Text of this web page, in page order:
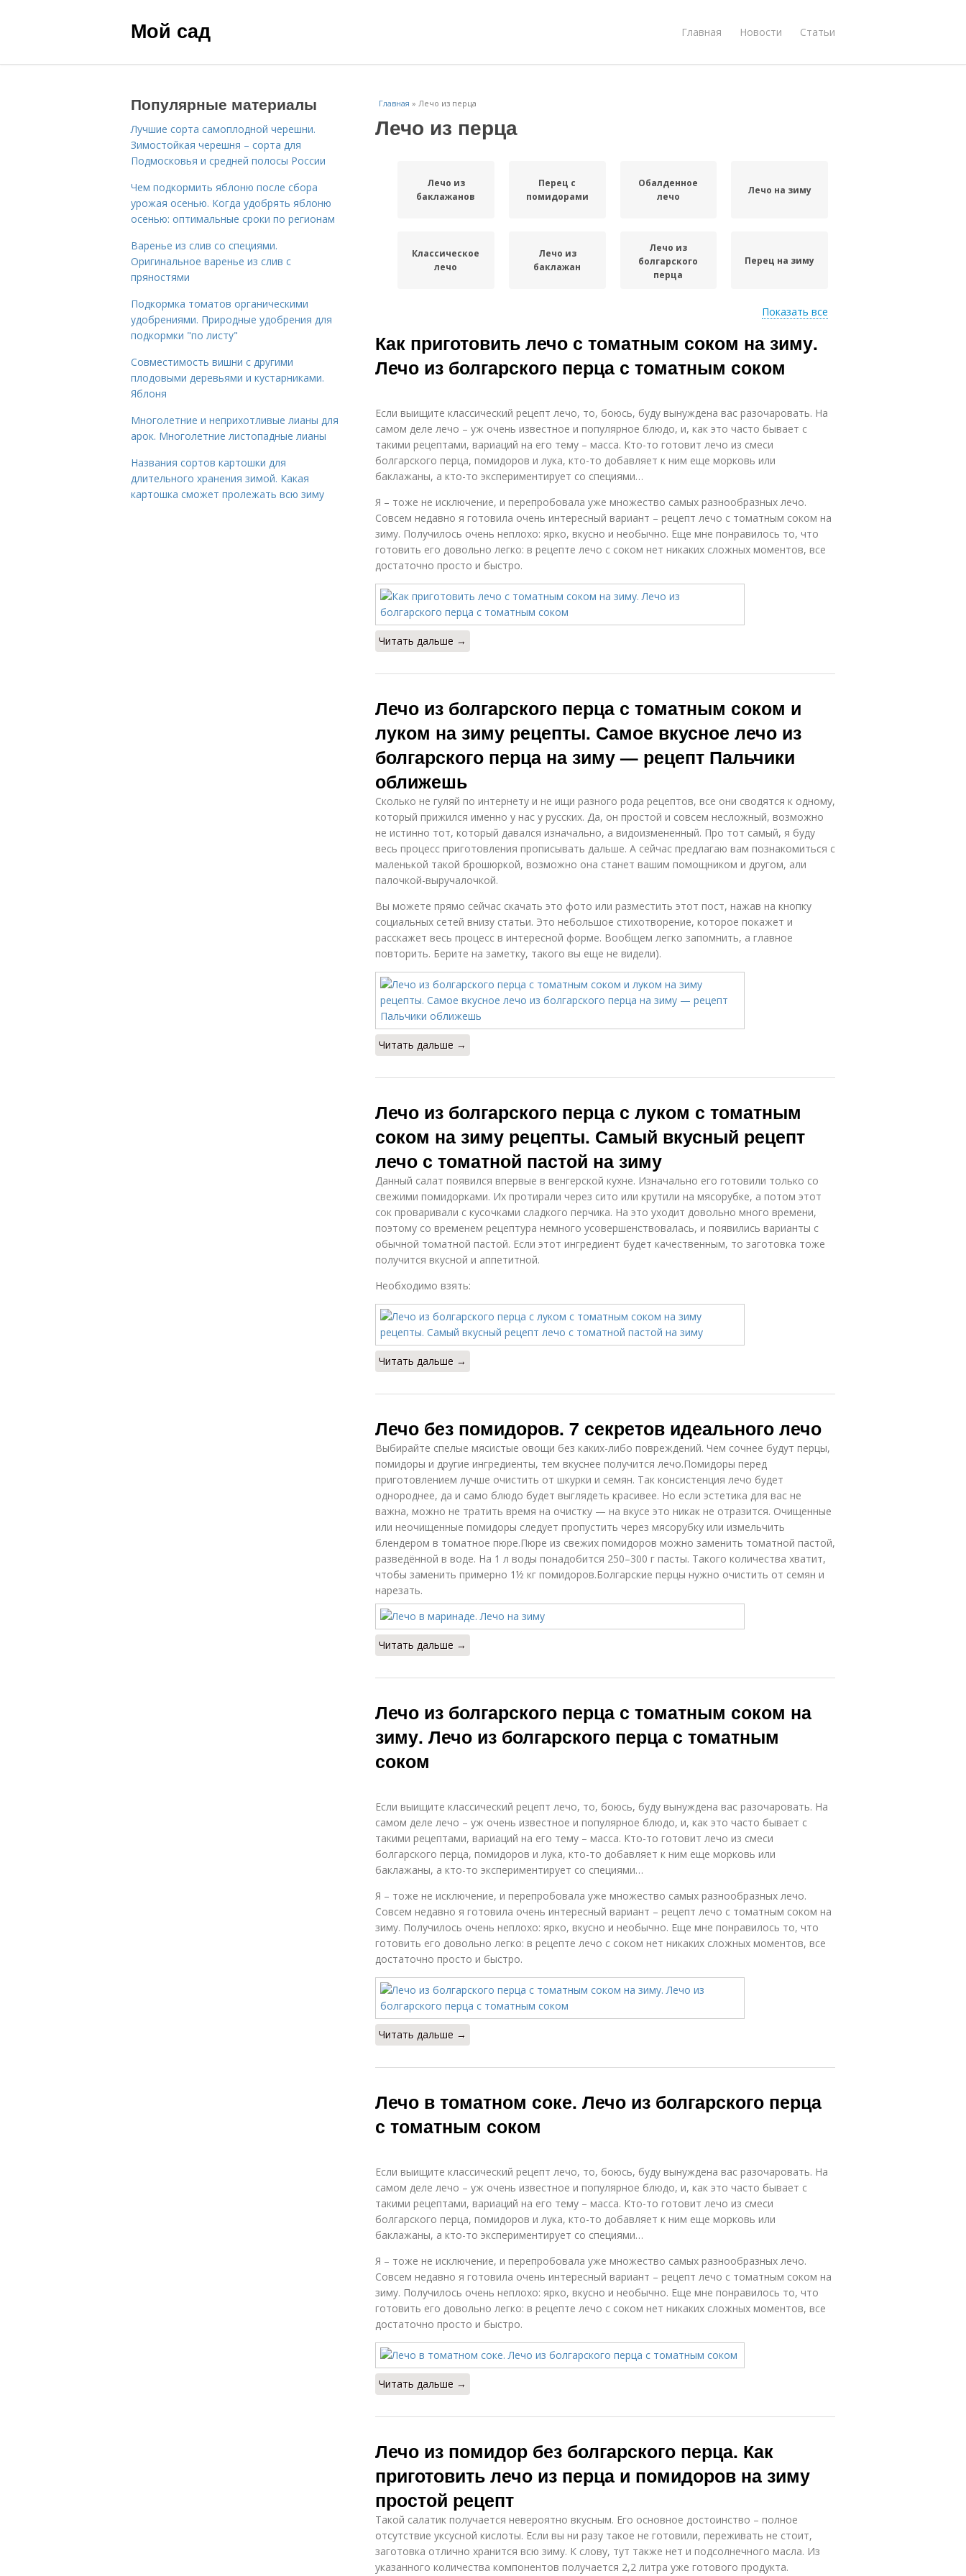
Мой сад Главная Новости Статьи
Главная » Лечо из перца
Лечо из перца
Лечо из
баклажанов
Перец с
помидорами
Обалденное
лечо
Лечо на зиму
Классическое
лечо
Лечо из
баклажан
Лечо из
болгарского
перца
Перец на зиму
томатным соком
томатном соке
сладкого
мультиварке
Лечо с
морковью
Лечо с рисом
Перец в
томатном соке
Перец с
Настоящий лечо Лечо с медом Сок из перца Болгарское лечо
Перец в томате
Лечо из
жареных
баклажан
Лечо из
Лечо с
Болгарский
Болгарские
баклажаном
Ароматное лечо
Перец с
томатной
пастой
пастой
Лечо из
болгарского
сладкого
Перец с медом
Перец с
томатным соком
Лечо из перцев
Рецепты с
уксуса
Лечо в
томатном соусе
Лечо с
Лечо с сладкого
Лечо без
томатном пюре
томатной пасте
Перцы в
томатном соке
Измельченные
перцы
Перцы в
томатном соусе
Вкусное лечо
Показать все
Как приготовить лечо с томатным соком на зиму.
Лечо из болгарского перца с томатным соком
Если выищите классический рецепт лечо, то, боюсь, буду вынуждена вас разочаровать. На
самом деле лечо – уж очень известное и популярное блюдо, и, как это часто бывает с
такими рецептами, вариаций на его тему – масса. Кто-то готовит лечо из смеси
болгарского перца, помидоров и лука, кто-то добавляет к ним еще морковь или
баклажаны, а кто-то экспериментирует со специями…
Я – тоже не исключение, и перепробовала уже множество самых разнообразных лечо.
Совсем недавно я готовила очень интересный вариант – рецепт лечо с томатным соком на
зиму. Получилось очень неплохо: ярко, вкусно и необычно. Еще мне понравилось то, что
готовить его довольно легко: в рецепте лечо с соком нет никаких сложных моментов, все
достаточно просто и быстро.
Читать дальше →
Лечо из болгарского перца с томатным соком и
луком на зиму рецепты. Самое вкусное лечо из
болгарского перца на зиму — рецепт Пальчики
оближешь
Сколько не гуляй по интернету и не ищи разного рода рецептов, все они сводятся к одному,
который прижился именно у нас у русских. Да, он простой и совсем несложный, возможно
не истинно тот, который давался изначально, а видоизмененный. Про тот самый, я буду
весь процесс приготовления прописывать дальше. А сейчас предлагаю вам познакомиться с
маленькой такой брошюркой, возможно она станет вашим помощником и другом, али
палочкой-выручалочкой.
Вы можете прямо сейчас скачать это фото или разместить этот пост, нажав на кнопку
социальных сетей внизу статьи. Это небольшое стихотворение, которое покажет и
расскажет весь процесс в интересной форме. Вообщем легко запомнить, а главное
повторить. Берите на заметку, такого вы еще не видели).
Читать дальше →
Лечо из болгарского перца с луком с томатным
соком на зиму рецепты. Самый вкусный рецепт
лечо с томатной пастой на зиму
Данный салат появился впервые в венгерской кухне. Изначально его готовили только со
свежими помидорками. Их протирали через сито или крутили на мясорубке, а потом этот
сок проваривали с кусочками сладкого перчика. На это уходит довольно много времени,
поэтому со временем рецептура немного усовершенствовалась, и появились варианты с
обычной томатной пастой. Если этот ингредиент будет качественным, то заготовка тоже
получится вкусной и аппетитной.
Необходимо взять:
Читать дальше →
Лечо без помидоров. 7 секретов идеального лечо
Выбирайте спелые мясистые овощи без каких-либо повреждений. Чем сочнее будут перцы,
помидоры и другие ингредиенты, тем вкуснее получится лечо.Помидоры перед
приготовлением лучше очистить от шкурки и семян. Так консистенция лечо будет
однороднее, да и само блюдо будет выглядеть красивее. Но если эстетика для вас не
важна, можно не тратить время на очистку — на вкусе это никак не отразится. Очищенные
или неочищенные помидоры следует пропустить через мясорубку или измельчить
блендером в томатное пюре.Пюре из свежих помидоров можно заменить томатной пастой,
разведённой в воде. На 1 л воды понадобится 250–300 г пасты. Такого количества хватит,
чтобы заменить примерно 1½ кг помидоров.Болгарские перцы нужно очистить от семян и
нарезать.
Читать дальше →
Лечо из болгарского перца с томатным соком на
зиму. Лечо из болгарского перца с томатным
соком
Если выищите классический рецепт лечо, то, боюсь, буду вынуждена вас разочаровать. На
самом деле лечо – уж очень известное и популярное блюдо, и, как это часто бывает с
такими рецептами, вариаций на его тему – масса. Кто-то готовит лечо из смеси
болгарского перца, помидоров и лука, кто-то добавляет к ним еще морковь или
баклажаны, а кто-то экспериментирует со специями…
Я – тоже не исключение, и перепробовала уже множество самых разнообразных лечо.
Совсем недавно я готовила очень интересный вариант – рецепт лечо с томатным соком на
зиму. Получилось очень неплохо: ярко, вкусно и необычно. Еще мне понравилось то, что
готовить его довольно легко: в рецепте лечо с соком нет никаких сложных моментов, все
достаточно просто и быстро.
Читать дальше →
Лечо в томатном соке. Лечо из болгарского перца
с томатным соком
Если выищите классический рецепт лечо, то, боюсь, буду вынуждена вас разочаровать. На
самом деле лечо – уж очень известное и популярное блюдо, и, как это часто бывает с
такими рецептами, вариаций на его тему – масса. Кто-то готовит лечо из смеси
болгарского перца, помидоров и лука, кто-то добавляет к ним еще морковь или
баклажаны, а кто-то экспериментирует со специями…
Я – тоже не исключение, и перепробовала уже множество самых разнообразных лечо.
Совсем недавно я готовила очень интересный вариант – рецепт лечо с томатным соком на
зиму. Получилось очень неплохо: ярко, вкусно и необычно. Еще мне понравилось то, что
готовить его довольно легко: в рецепте лечо с соком нет никаких сложных моментов, все
достаточно просто и быстро.
Читать дальше →
Лечо из помидор без болгарского перца. Как
приготовить лечо из перца и помидоров на зиму
простой рецепт
Такой салатик получается невероятно вкусным. Его основное достоинство – полное
отсутствие уксусной кислоты. Если вы ни разу такое не готовили, переживать не стоит,
заготовка отлично хранится всю зиму. К слову, тут также нет и подсолнечного масла. Из
указанного количества компонентов получается 2,2 литра уже готового продукта.
Популярные материалы
Лучшие сорта самоплодной черешни.
Зимостойкая черешня – сорта для
Подмосковья и средней полосы России
Чем подкормить яблоню после сбора
урожая осенью. Когда удобрять яблоню
осенью: оптимальные сроки по регионам
Варенье из слив со специями.
Оригинальное варенье из слив с
пряностями
Подкормка томатов органическими
удобрениями. Природные удобрения для
подкормки "по листу"
Совместимость вишни с другими
плодовыми деревьями и кустарниками.
Яблоня
Многолетние и неприхотливые лианы для
арок. Многолетние листопадные лианы
Названия сортов картошки для
длительного хранения зимой. Какая
картошка сможет пролежать всю зиму